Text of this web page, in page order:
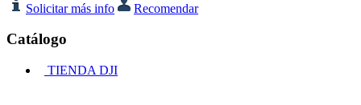
Solicitar más info Recomendar
Catálogo
TIENDA DJI